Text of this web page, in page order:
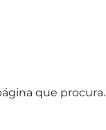
que procura.